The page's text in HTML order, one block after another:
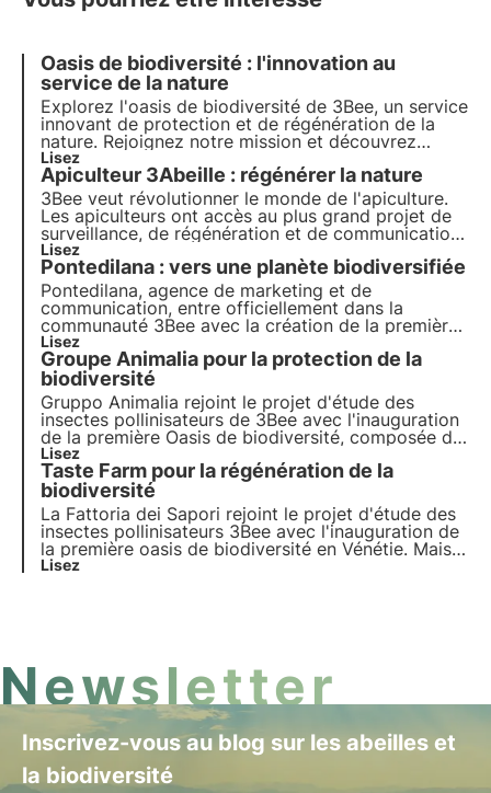
Oasis de biodiversité : l'innovation au
service de la nature
Explorez l'oasis de biodiversité de 3Bee, un service
innovant de protection et de régénération de la
nature. Rejoignez notre mission et découvrez
comment la technologie et le
durablese rencontrent pour créer un avenir plus
vert pour les entreprises et la planète.
Lisez
Apiculteur 3Abeille : régénérer la nature
3Bee veut révolutionner le monde de l'apiculture.
Les apiculteurs ont accès au plus grand projet de
surveillance, de régénération et de communication
de la biodiversité. Notre objectif est de créer des
agriculteurs de la biodiversité.
Lisez
Pontedilana : vers une planète biodiversifiée
Pontedilana, agence de marketing et de
communication, entre officiellement dans la
communauté 3Bee avec la création de la première
oasis de biodiversité en Vénétie, composée de 50
arbres nectarifères. L'interview de Barbara
Pontello, PDG et fondatrice.
Lisez
Groupe Animalia pour la protection de la
biodiversité
Gruppo Animalia rejoint le projet d'étude des
insectes pollinisateurs de 3Bee avec l'inauguration
de la première Oasis de biodiversité, composée de
200 arbres nectarifères situés dans trois régions
italiennes. L'interview de Silvia Siviero, responsable
du marketing et de l'expérience client.
Lisez
Taste Farm pour la régénération de la
biodiversité
La Fattoria dei Sapori rejoint le projet d'étude des
insectes pollinisateurs 3Bee avec l'inauguration de
la première oasis de biodiversité en Vénétie. Mais
en quoi consiste ce projet ? Giampiero Lippolis,
Lisez
Newsletter
Inscrivez-vous au blog sur les abeilles et
la biodiversité